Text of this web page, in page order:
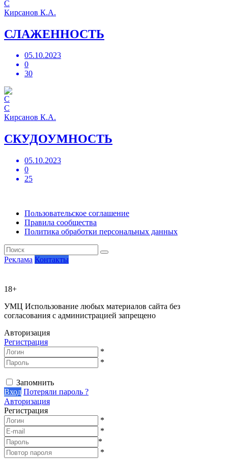
С
Кирсанов К.А.
СЛАЖЕННОСТЬ
05.10.2023
0
30
С
Кирсанов К.А.
СКУДОУМНОСТЬ
05.10.2023
0
25
Пользовательское соглашение
Правила сообщества
Политика обработки персональных данных
Реклама Контакты
18+
УМЦ Использование любых материалов сайта без
согласования с администрацией запрещено
Авторизация
Регистрация
*
*
Запомнить
Вход Потеряли пароль ?
Авторизация
Регистрация
*
*
*
*